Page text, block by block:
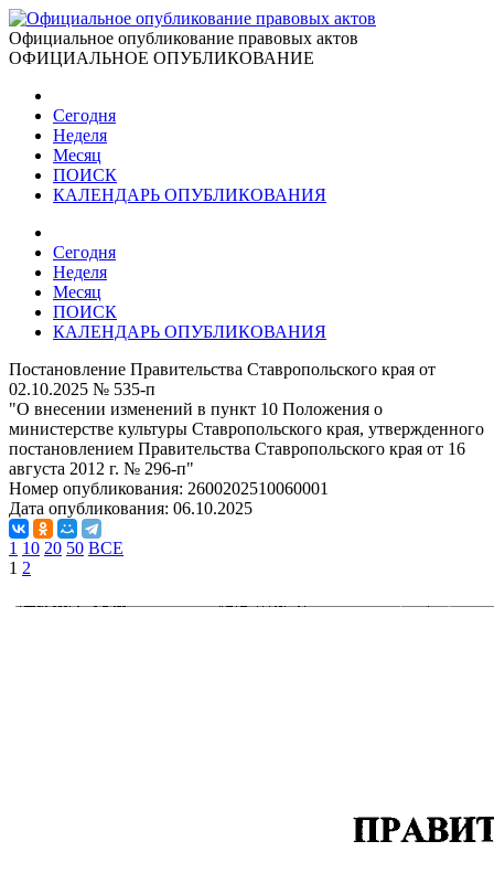
Официальное опубликование правовых актов
ОФИЦИАЛЬНОЕ ОПУБЛИКОВАНИЕ
Сегодня
Неделя
Месяц
ПОИСК
КАЛЕНДАРЬ ОПУБЛИКОВАНИЯ
Сегодня
Неделя
Месяц
ПОИСК
КАЛЕНДАРЬ ОПУБЛИКОВАНИЯ
Постановление Правительства Ставропольского края от
02.10.2025 № 535-п
"О внесении изменений в пункт 10 Положения о
министерстве культуры Ставропольского края, утвержденного
постановлением Правительства Ставропольского края от 16
августа 2012 г. № 296-п"
Номер опубликования: 2600202510060001
Дата опубликования: 06.10.2025
1 10 20 50 ВСЕ
1 2